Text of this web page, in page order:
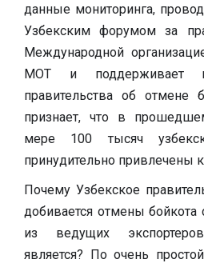
данные мониторинга,
Узбекским форумом за
Международной
МОТ и поддерживает
правительства об отмене
признает, что в
мере 100 тысяч
принудительно привлечены
Почему Узбекское
добивается отмены бойкота
из ведущих
является? По очень